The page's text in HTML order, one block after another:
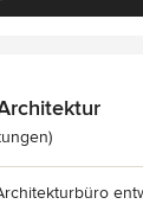
5 von 5